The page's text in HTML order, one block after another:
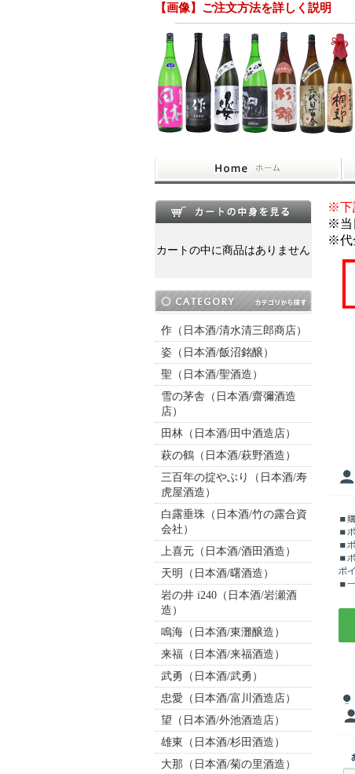
【画像】ご注文方法を詳しく説明
カートの中に商品はありません
作（日本酒/清水清三郎商店）
姿（日本酒/飯沼銘醸）
聖（日本酒/聖酒造）
雪の茅舎（日本酒/齋彌酒造
店）
田林（日本酒/田中酒造店）
萩の鶴（日本酒/萩野酒造）
三百年の掟やぶり（日本酒/寿
虎屋酒造）
白露垂珠（日本酒/竹の露合資
会社）
上喜元（日本酒/酒田酒造）
天明（日本酒/曙酒造）
岩の井 i240（日本酒/岩瀬酒
造）
鳴海（日本酒/東灘醸造）
来福（日本酒/来福酒造）
武勇（日本酒/武勇）
忠愛（日本酒/富川酒造店）
望（日本酒/外池酒造店）
雄東（日本酒/杉田酒造）
大那（日本酒/菊の里酒造）
※下
※当
※代